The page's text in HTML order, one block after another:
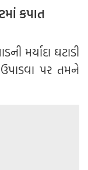
કપાત
મર્યાદા ઘટાડી
ઉપાડવા પર તમને